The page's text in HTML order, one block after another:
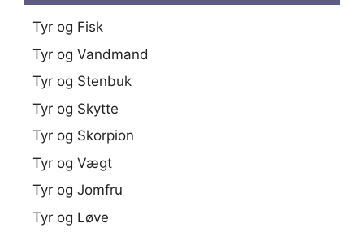
Tyr og Fisk
Tyr og Vandmand
Tyr og Stenbuk
Tyr og Skytte
Tyr og Skorpion
Tyr og Vægt
Tyr og Jomfru
Tyr og Løve